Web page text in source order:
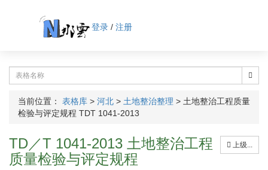
登录/ 注册
当前位置： 表格库 > 河北 > 土地整治整理 > 土地整治工程质量
检验与评定规程 TDT 1041-2013
上级...
TD／T 1041-2013 土地整治工程
质量检验与评定规程